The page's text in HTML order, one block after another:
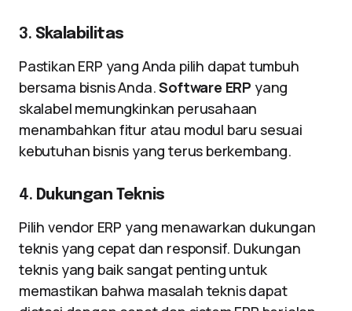
3. Skalabilitas
Pastikan ERP yang Anda pilih dapat tumbuh
bersama bisnis Anda.Software ERP yang
skalabel memungkinkan perusahaan
menambahkan fitur atau modul baru sesuai
kebutuhan bisnis yang terus berkembang.
4. Dukungan Teknis
Pilih vendor ERP yang menawarkan dukungan
teknis yang cepat dan responsif. Dukungan
teknis yang baik sangat penting untuk
memastikan bahwa masalah teknis dapat